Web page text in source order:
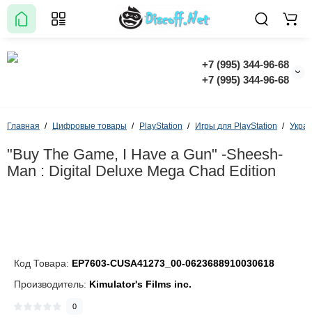
+7 (995) 344-96-68
+7 (995) 344-96-68
Главная Цифровые товары PlayStation Игры для PlayStation
"Buy The Game, I Have a Gun" -Sheesh-
Man : Digital Deluxe Mega Chad Edition
Код Товара: EP7603-CUSA41273_00-0623688910030618
Производитель: Kimulator's Films inc.
0